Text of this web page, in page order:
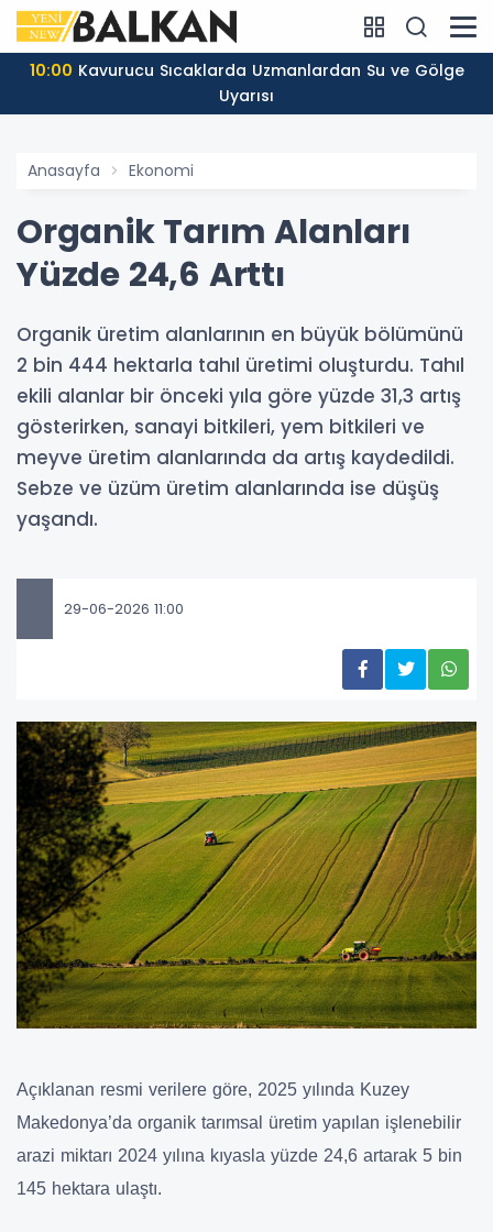
10:00
Uyarısı
Anasayfa Ekonomi
Organik Tarım Alanları
Yüzde 24,6 Arttı
Organik üretim alanlarının en büyük bölümünü
2 bin 444 hektarla tahıl üretimi oluşturdu. Tahıl
ekili alanlar bir önceki yıla göre yüzde 31,3 artış
gösterirken, sanayi bitkileri, yem bitkileri ve
meyve üretim alanlarında da artış kaydedildi.
Sebze ve üzüm üretim alanlarında ise düşüş
yaşandı.
29-06-2026 11:00
Açıklanan resmi verilere göre, 2025 yılında Kuzey
Makedonya’da organik tarımsal üretim yapılan işlenebilir
arazi miktarı 2024 yılına kıyasla yüzde 24,6 artarak 5 bin
145 hektara ulaştı.